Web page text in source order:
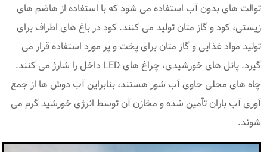
توالت های بدون آب استفاده می شود که با استفاده از هاضم های
زیستی، کود و گاز متان تولید می کنند. کود در باغ های اطراف برای
تولید مواد غذایی و گاز متان برای پخت و پز مورد استفاده قرار می
گیرد. پانل های خورشیدی، چراغ های LED داخل را شارژ می کنند.
چاه های محلی حاوی آب شور هستند، بنابراین آب دوش ها از جمع
آوری آب باران تآمین شده و مخازن آن توسط انرژی خورشید گرم می
شوند.